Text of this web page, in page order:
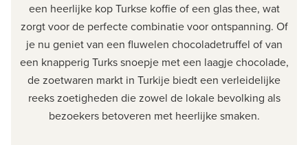
een heerlijke kop Turkse koffie of een glas thee, wat
zorgt voor de perfecte combinatie voor ontspanning. Of
je nu geniet van een fluwelen chocoladetruffel of van
een knapperig Turks snoepje met een laagje chocolade,
de zoetwaren markt in Turkije biedt een verleidelijke
reeks zoetigheden die zowel de lokale bevolking als
bezoekers betoveren met heerlijke smaken.